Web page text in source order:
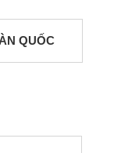
QUỐC